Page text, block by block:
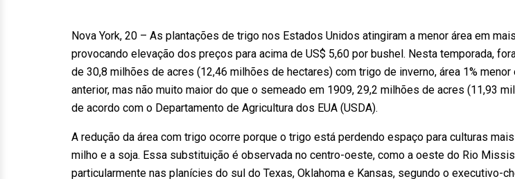
Nova York, 20 – As plantações de trigo nos Estados Unidos atingiram a menor área em
provocando elevação dos preços para acima de US$ 5,60 por bushel. Nesta temporada,
de 30,8 milhões de acres (12,46 milhões de hectares) com trigo de inverno, área 1% menor
anterior, mas não muito maior do que o semeado em 1909, 29,2 milhões de acres (11,93
de acordo com o Departamento de Agricultura dos EUA (USDA).
A redução da área com trigo ocorre porque o trigo está perdendo espaço para culturas
milho e a soja. Essa substituição é observada no centro-oeste, como a oeste do Rio
particularmente nas planícies do sul do Texas, Oklahoma e Kansas, segundo o executivo-